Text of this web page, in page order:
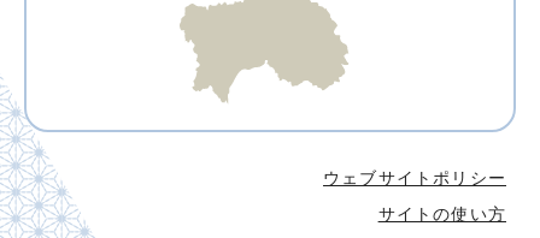
ウェブサイトポリシー
サイトの使い方